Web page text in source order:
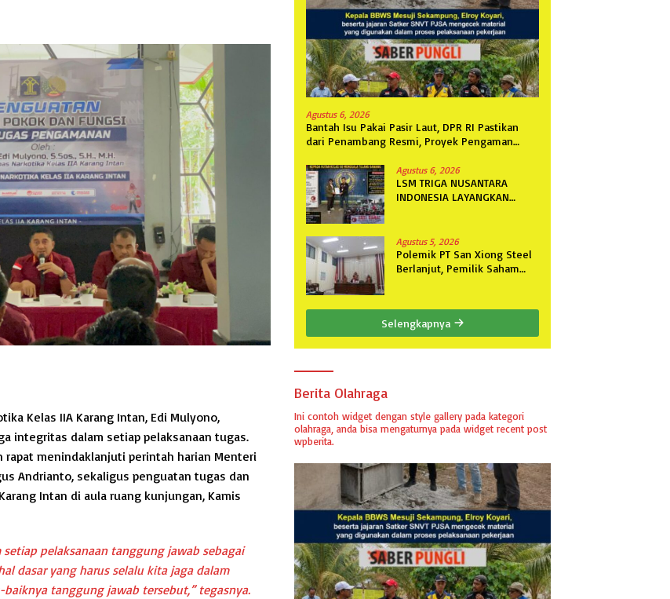
Kelas IIA Karang Intan, Edi Mulyono,
integritas dalam setiap pelaksanaan tugas.
rapat menindaklanjuti perintah harian Menteri
Andrianto, sekaligus penguatan tugas dan
Intan di aula ruang kunjungan, Kamis
pelaksanaan tanggung jawab sebagai
dasar yang harus selalu kita jaga dalam
tanggung jawab tersebut,” tegasnya.
Agustus 6, 2026
Bantah Isu Pakai Pasir Laut, DPR RI Pastikan
dari Penambang Resmi, Proyek Pengaman
Agustus 6, 2026
LSM TRIGA NUSANTARA
INDONESIA LAYANGKAN
KELAS IIB MENGGALA TERKAIT
PERMOHONAN INFORMASI
PUBLIK
Agustus 5, 2026
Polemik PT San Xiong Steel
Berlanjut, Pemilik Saham
Karang
Selengkapnya
Berita Olahraga
Ini contoh widget dengan style gallery pada kategori
olahraga, anda bisa mengaturnya pada widget recent post
wpberita.